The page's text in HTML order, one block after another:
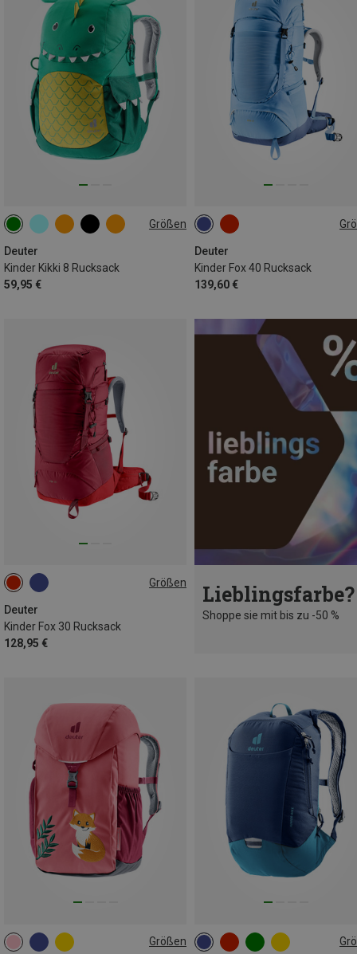
Größen
Deuter
Kinder Kikki 8 Rucksack
59,95 €
8L
Deuter
Kinder Fox 40 Rucksack
139,60 €
40L
Größen
Deuter
Kinder Fox 30 Rucksack
128,95 €
30L Lieblingsfarbe?
Shoppe sie mit bis zu -50 %
Größen
14L | M 8L